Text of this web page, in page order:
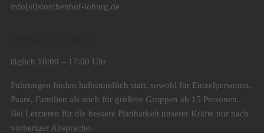
info[at]storchenhof-loburg.de
täglich 10:00 – 17:00 Uhr
Führungen finden halbstündlich statt, sowohl für Einzelpersonen,
Paare, Familien als auch für größere Gruppen ab 15 Personen.
Bei Letzteren für die bessere Planbarkeit unserer Kräfte nur nach
vorheriger Absprache.